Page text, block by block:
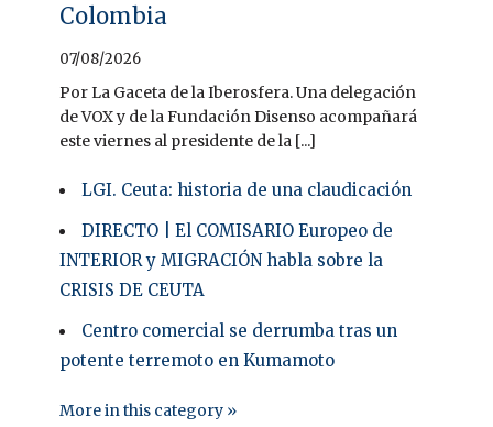
Colombia
07/08/2026
Por La Gaceta de la Iberosfera. Una delegación
de VOX y de la Fundación Disenso acompañará
este viernes al presidente de la [...]
LGI. Ceuta: historia de una claudicación
DIRECTO | El COMISARIO Europeo de
INTERIOR y MIGRACIÓN habla sobre la
CRISIS DE CEUTA
Centro comercial se derrumba tras un
potente terremoto en Kumamoto
More in this category »